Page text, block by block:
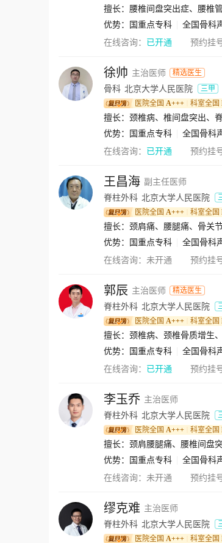
优势：
国重点专科
全国骨科
在线咨询： 已开通 预约挂
徐帅 主治医师 精选医生
骨科 北京大学人民医院
三甲
医院全国 A+++ 科室全国
优势：
国重点专科
全国骨科
在线咨询： 已开通 预约挂
王昌海 副主任医师
脊柱外科 北京大学人民医院
医院全国 A+++ 科室全国
擅长：颈肩痛、腰腿痛、骨关
优势：
国重点专科
全国骨科
在线咨询： 未开通 预约挂
郭辰 主治医师 精选医生
脊柱外科 北京大学人民医院
医院全国 A+++ 科室全国
优势：
国重点专科
全国骨科
在线咨询： 已开通 预约挂
李玉乔 主治医师
脊柱外科 北京大学人民医院
医院全国 A+++ 科室全国
擅长：颈肩腰腿痛、腰椎间盘
优势：
国重点专科
全国骨科
在线咨询： 未开通 预约挂
缪克难 主治医师
脊柱外科 北京大学人民医院
医院全国 A+++ 科室全国